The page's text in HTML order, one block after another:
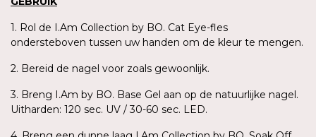
1. Rol de I.Am Collection by BO. Cat Eye-fles
ondersteboven tussen uw handen om de kleur te mengen.
2. Bereid de nagel voor zoals gewoonlijk.
3. Breng I.Am by BO. Base Gel aan op de natuurlijke nagel.
Uitharden: 120 sec. UV / 30-60 sec. LED.